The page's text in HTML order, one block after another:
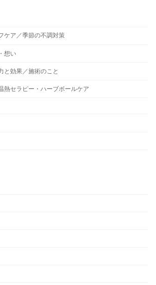
ケア／季節の不調対策
想い
と効果／施術のこと
熱セラピー・ハーブボールケア